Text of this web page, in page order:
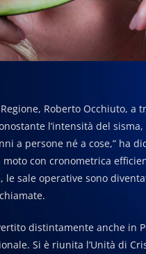
Roberto Occhiuto,
l’intensità del
a persone né a cose,” ha
moto con cronometrica
le sale operative sono
distintamente anche
Si è riunita l’Unità di